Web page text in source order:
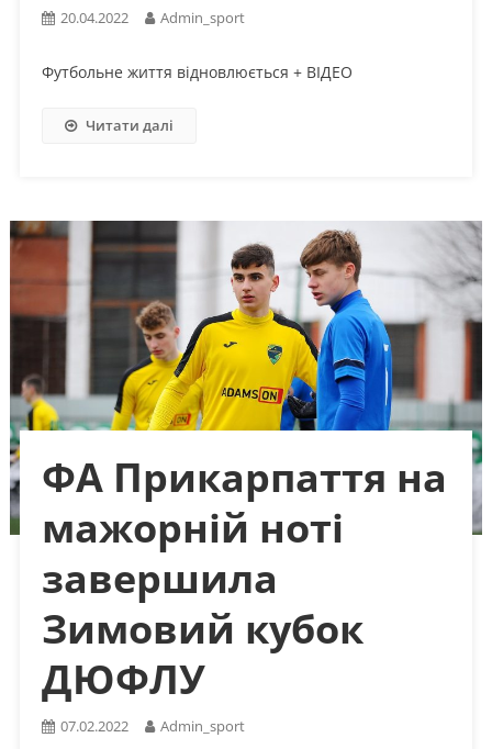
20.04.2022 Admin_sport
Футбольне життя відновлюється + ВІДЕО
Читати далі
ФА Прикарпаття на
мажорній ноті
завершила
Зимовий кубок
ДЮФЛУ
07.02.2022 Admin_sport